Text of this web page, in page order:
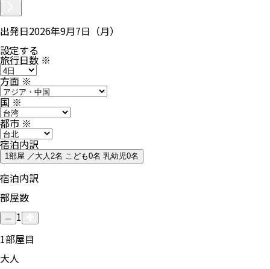
出発日2026年9月7日（月）
設定する
旅行日数 ※
方面※
国※
都市※
宿泊内訳
1部屋 ／大人2名 こども0名 乳幼児0名
宿泊内訳
部屋数
1
1部屋目
大人